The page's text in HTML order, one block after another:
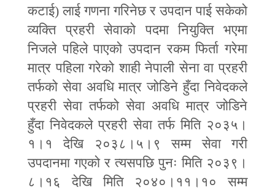
कटाई)लाई गणना गरिनेछ र उपदान पाई सकेको
व्यक्ति प्रहरी सेवाको पदमा नियुक्ति भएमा
निजले पहिले पाएको उपदान रकम फिर्ता गरेमा
मात्र पहिला गरेको शाही नेपाली सेना वा प्रहरी
तर्फको सेवा अवधि मात्र जोडिने हुँदा निवेदकले
प्रहरी सेवा तर्फको सेवा अवधि मात्र जोडिने
हुँदा निवेदकले प्रहरी सेवा तर्फ मिति २०३५।
१।१ देखि २०३८।५।९ सम्म सेवा गरी
उपदानमा गएको र त्यसपछि पुनः मिति २०३९।
८।१६ देखि मिति २०४०।११।१० सम्म